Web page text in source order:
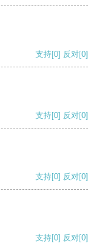
支持[0] 反对[0]
支持[0] 反对[0]
支持[0] 反对[0]
支持[0] 反对[0]